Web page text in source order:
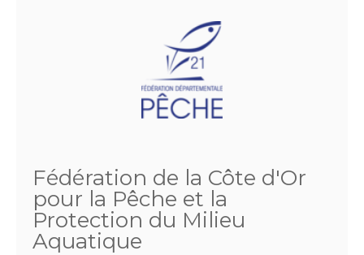
Fédération de la Côte d'Or
pour la Pêche et la
Protection du Milieu
Aquatique